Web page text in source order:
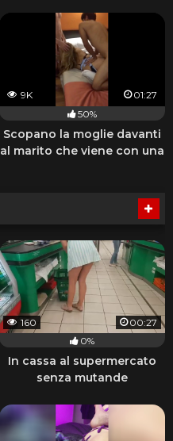
9K
01:27
50%
Scopano la moglie davanti
al marito che viene con una
160
00:27
0%
In cassa al supermercato
senza mutande